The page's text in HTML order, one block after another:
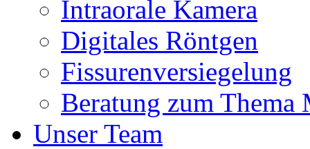
Intraorale Kamera
Digitales Röntgen
Fissurenversiegelung
Beratung zum Thema
Unser Team